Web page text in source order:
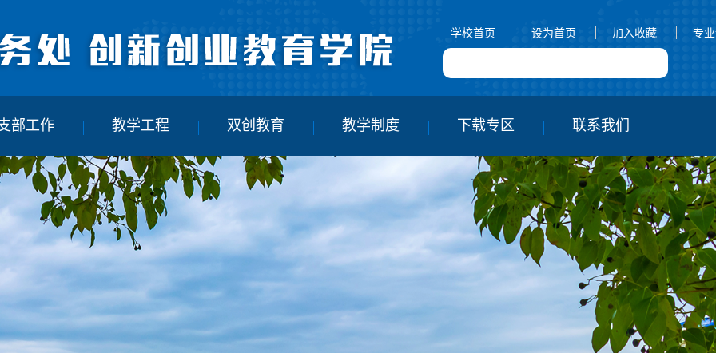
学校首页 设为首页 加入收藏 专
部工作 教学工程 双创教育 教学制度 下载专区 联系我们